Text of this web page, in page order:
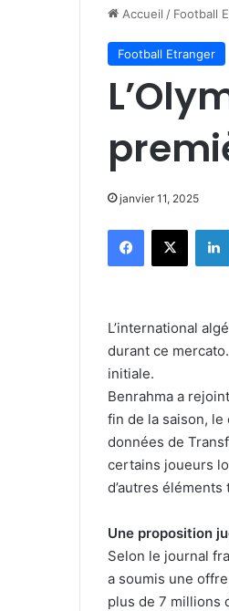
Accueil / Football
Football Etranger
janvier 11, 2025
Facebook
X
L’international
durant ce
initiale.
Benrahma a
fin de la saison, le
données de
certains joueurs
d’autres
Une proposition
Selon le journal
a soumis une
plus de 7 millions